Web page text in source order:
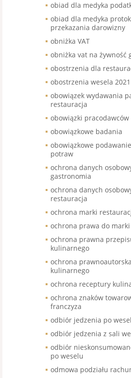
obiad dla medyka
obiad dla medyka
przekazania darowizny
obniżka VAT
obniżka vat na żywność
obostrzenia dla
obostrzenia wesela 2021
obowiązek wydawania
restauracja
obowiązki pracodawców
obowiązkowe badania
obowiązkowe
potraw
ochrona danych
gastronomia
ochrona danych
restauracja
ochrona marki
ochrona prawa do
ochrona prawna
kulinarnego
ochrona
kulinarnego
ochrona receptury
ochrona znaków
franczyza
odbiór jedzenia po
odbiór jedzenia z sali
odbiór
po weselu
odmowa podziału